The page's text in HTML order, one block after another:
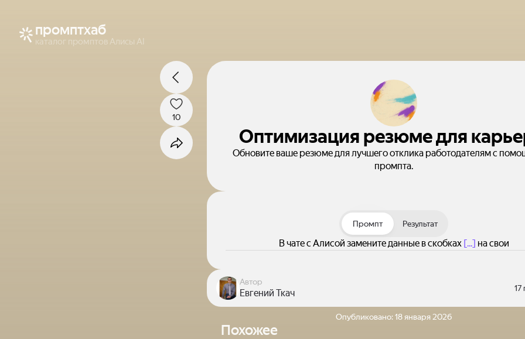
промптхаб
каталог промптов Алисы AI
Оптимизация резюме для
Обновите ваше резюме для лучшего отклика работодателям с
промпта.
10
Промпт Результат
В чате с Алисой замените данные в скобках [...] на свои
Автор
Евгений Ткач 17
Опубликовано: 18 января 2026
Похожее